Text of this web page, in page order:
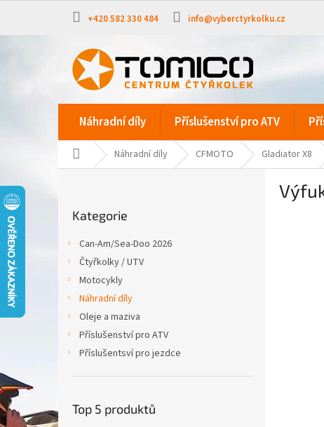
obsah
+420 582 330 484 info@vyberctyrkolku.cz
Náhradní díly Příslušenství pro ATV
Domů Náhradní díly CFMOTO Gladiator X8
kategorie
Kategorie
Can-Am/Sea-Doo 2026
Čtyřkolky / UTV
Motocykly
Náhradní díly
Oleje a maziva
Příslušenství pro ATV
Příslušentsví pro jezdce
Top 5 produktů